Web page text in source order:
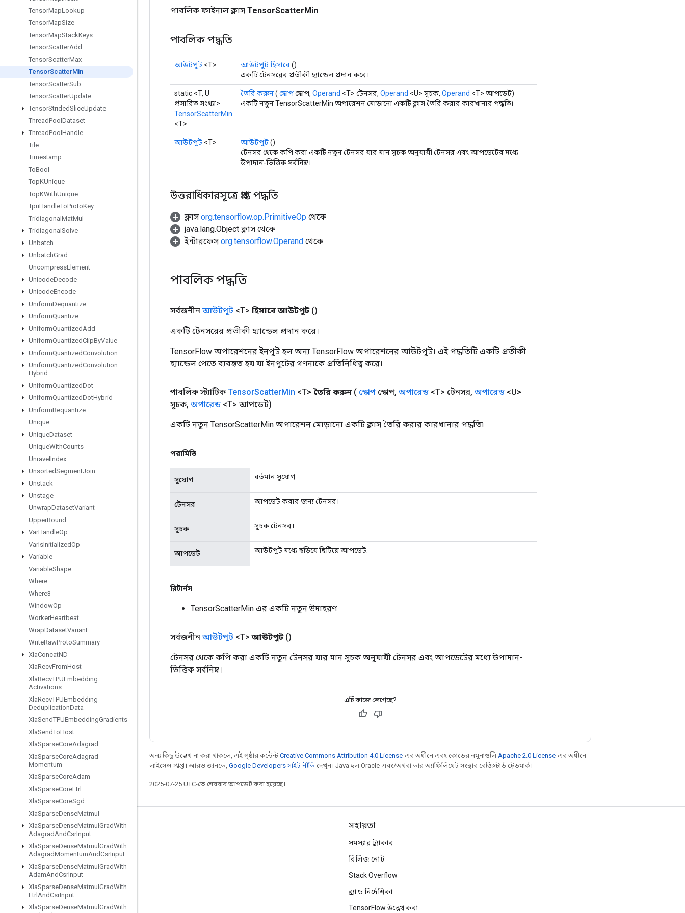
TensorMapLookup
TensorMapSize
TensorMapStackKeys
TensorScatterAdd
TensorScatterMax
TensorScatterMin
TensorScatterSub
TensorScatterUpdate
TensorStridedSliceUpdate
ThreadPool Dataset
ThreadPool Handle
Tile
Timestamp
ToBool
TopKUnique
TopKWithUnique
TpuHandleToProtoKey
Tridiagonal MatMul
Tridiagonal Solve
Unbatch
UnbatchGrad
UncompressElement
UnicodeDecode
UnicodeEncode
UniformDequantize
UniformQuantize
UniformQuantizedAdd
UniformQuantizedClipByValue
UniformQuantizedConvolution
UniformQuantizedConvolution
Hybrid
UniformQuantizedDot
UniformQuantizedDotHybrid
UniformRequantize
Unique
UniqueDataset
UniqueWithCounts
Unravel Index
UnsortedSegmentJoin
Unstack
Unstage
UnwrapDatasetVariant
UpperBound
VarHandleOp
VarIsInitializedOp
Variable
VariableShape
Where
Where3
WindowOp
WorkerHeartbeat
WrapDatasetVariant
WriteRawProtoSummary
XlaConcatND
XlaRecvFromHost
XlaRecvTPUEmbedding
Activations
XlaRecvTPUEmbedding
DeduplicationData
XlaSendTPUEmbeddingGradients
XlaSendToHost
XlaSparseCoreAdagrad
XlaSparseCoreAdagrad
Momentum
XlaSparseCoreAdam
XlaSparseCoreFtrl
XlaSparseCoreSgd
XlaSparseDenseMatmul
XlaSparseDenseMatmul GradWith
AdagradAndCsrInput
XlaSparseDenseMatmul GradWith
AdagradMomentumAndCsrInput
XlaSparseDenseMatmul GradWith
AdamAndCsrInput
XlaSparseDenseMatmul GradWith
Ftrl AndCsrInput
XlaSparseDenseMatmul GradWith
পাবলিক ফাইনাল ক্লাস TensorScatterMin
পাবলিক পদ্ধতি
আউটপুট <T> আউটপুট হিসাবে()
একটি টেনসরের প্রতীকী হ্যান্ডেল প্রদান করে।
static <T, U
প্রসারিত সংখ্যা>
TensorScatterMin
<T>
তৈরি করুন( স্কোপস্কোপ, Operand <T> টেনসর, Operand <U> সূচক, Operand <T> আপডেট)
একটি নতুন TensorScatterMin অপারেশন মোড়ানো একটি ক্লাস তৈরি করার কারখানার পদ্ধতি৷
আউটপুট <T> আউটপুট()
টেনসর থেকে কপি করা একটি নতুন টেনসর যার মান সূচক অনুযায়ী টেনসর এবং আপডেটের মধ্যে
উপাদান-ভিত্তিক সর্বনিম্ন।
উত্তরাধিকারসূত্রে প্রাপ্ত পদ্ধতি
ক্লাস org.tensorflow.op.PrimitiveOp থেকে
java.lang.Object ক্লাস থেকে
ইন্টারফেস org.tensorflow.Operand থেকে
পাবলিক পদ্ধতি
সর্বজনীন আউটপুট <T> হিসাবে আউটপুট ()
একটি টেনসরের প্রতীকী হ্যান্ডেল প্রদান করে।
TensorFlow অপারেশনের ইনপুট হল অন্য TensorFlow অপারেশনের আউটপুট। এই পদ্ধতিটি একটি প্রতীকী
হ্যান্ডেল পেতে ব্যবহৃত হয় যা ইনপুটের গণনাকে প্রতিনিধিত্ব করে।
পাবলিক স্ট্যাটিক TensorScatterMin <T> তৈরি করুন ( স্কোপস্কোপ, অপারেন্ড <T> টেনসর, অপারেন্ড <U>
সূচক, অপারেন্ড <T> আপডেট)
একটি নতুন TensorScatterMin অপারেশন মোড়ানো একটি ক্লাস তৈরি করার কারখানার পদ্ধতি৷
পরামিতি
সুযোগ বর্তমান সুযোগ
টেনসর আপডেট করার জন্য টেনসর।
সূচক সূচক টেনসর।
আপডেট আউটপুট মধ্যে ছড়িয়ে ছিটিয়ে আপডেট.
রিটার্নস
TensorScatterMin এর একটি নতুন উদাহরণ
সর্বজনীন আউটপুট <T> আউটপুট ()
টেনসর থেকে কপি করা একটি নতুন টেনসর যার মান সূচক অনুযায়ী টেনসর এবং আপডেটের মধ্যে উপাদান-
ভিত্তিক সর্বনিম্ন।
এটি কাজে লেগেছে?
অন্য কিছু উল্লেখ না করা থাকলে, এই পৃষ্ঠার কন্টেন্ট Creative Commons Attribution 4.0 License-এর অধীনে এবং কোডের নমুনাগুলি Apache 2.0 License-এর অধীনে
লাইসেন্স প্রাপ্ত। আরও জানতে, Google Developers সাইট নীতি দেখুন। Java হল Oracle এবং/অথবা তার অ্যাফিলিয়েট সংস্থার রেজিস্টার্ড ট্রেডমার্ক।
2025-07-25 UTC-তে শেষবার আপডেট করা হয়েছে।
সবসময় যুক্ত থাকুন
ফোরাম
GitHub
Twitter
YouTube
সহায়তা
সমস্যার ট্র্যাকার
রিলিজ নোট
Stack Overflow
ব্র্যান্ড নির্দেশিকা
TensorFlow উল্লেখ করা